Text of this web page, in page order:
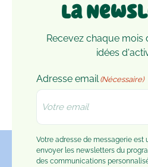
La
Recevez chaque mois
idées
Adresse email (Nécessaire)
Votre adresse de messagerie est
envoyer les newsletters du
des communications